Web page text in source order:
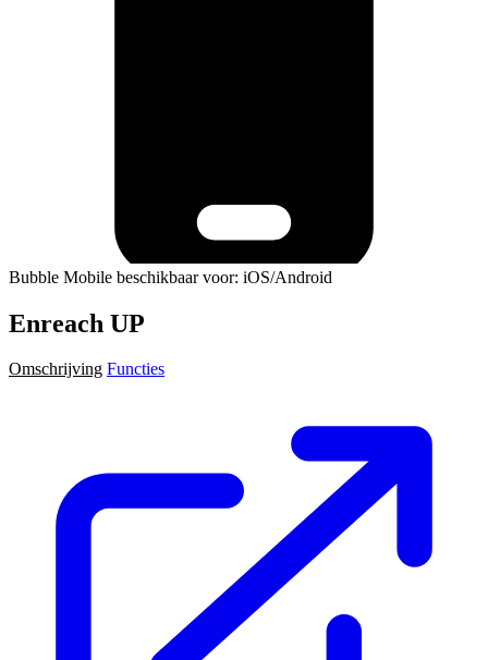
Bubble Mobile beschikbaar voor: iOS/Android
Enreach UP
Omschrijving Functies